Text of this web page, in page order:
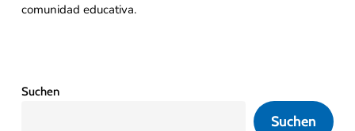
comunidad educativa.
Suchen
Suchen